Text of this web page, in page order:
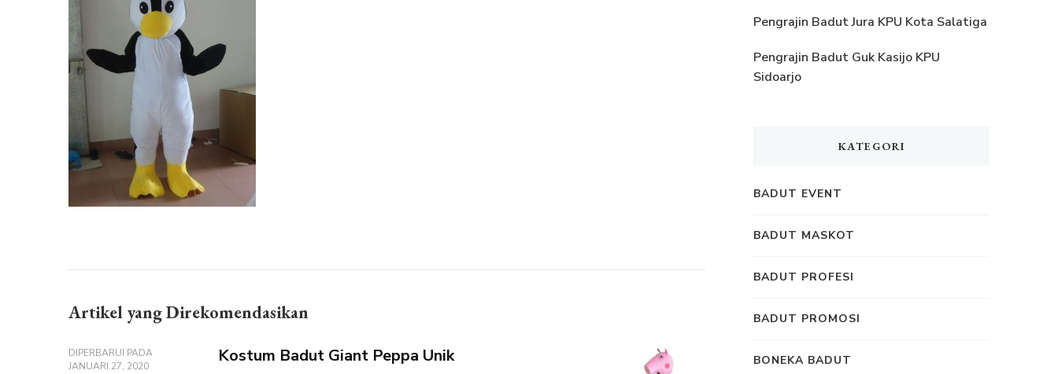
PLAYBOY
PENGUIN
Artikel yang Direkomendasikan
DIPERBARUI PADA
JANUARI 27, 2020
Kostum Badut Giant Peppa Unik
Pengrajin Badut Jura KPU Kota Salatiga
Pengrajin Badut Guk Kasijo KPU
Sidoarjo
KATEGORI
BADUT EVENT
BADUT MASKOT
BADUT PROFESI
BADUT PROMOSI
BONEKA BADUT